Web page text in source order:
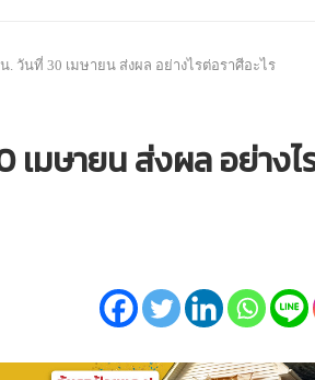
. วันที่ 30 เมษายน ส่งผล อย่างไรต่อราศีอะไร
เมษายน ส่งผล อย่าง